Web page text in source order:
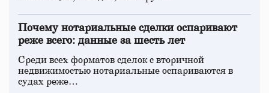
Почему нотариальные сделки оспаривают
реже всего: данные за шесть лет
Среди всех форматов сделок с вторичной
недвижимостью нотариальные оспариваются в
судах реже…